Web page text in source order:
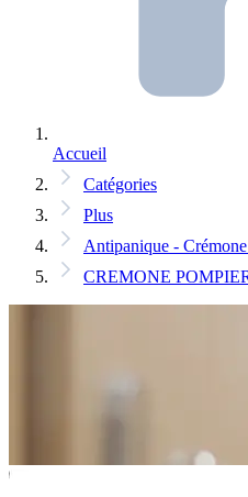
Accueil
Catégories
Plus
Antipanique -
CREMONE